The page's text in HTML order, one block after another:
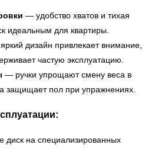
— удобство хватов и тихая
идеальным для квартиры.
дизайн привлекает внимание,
частую эксплуатацию.
— ручки упрощают смену веса в
защищает пол при упражнениях.
диск на специализированных